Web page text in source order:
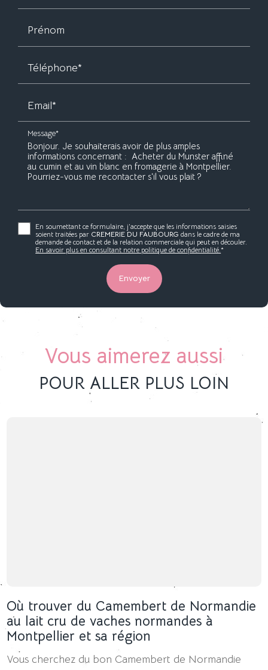
Prénom
Téléphone*
Email*
Message*
En soumettant ce formulaire, j'accepte que les informations saisies
soient traitées par CREMERIE DU FAUBOURG dans le cadre de ma
demande de contact et de la relation commerciale qui peut en découler.
En savoir plus en consultant notre politique de confidentialité.*
Vous aimerez aussi
POUR ALLER PLUS LOIN
Où trouver du Camembert de Normandie
au lait cru de vaches normandes à
Montpellier et sa région
Vous cherchez du bon Camembert de Normandie